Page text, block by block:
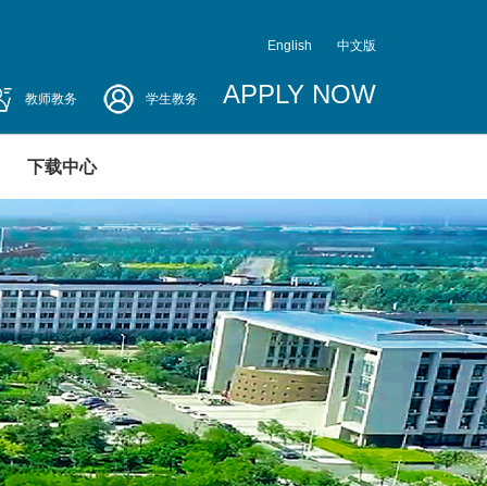
English 中文版
教师教务 学生教务 APPLY NOW
下载中心